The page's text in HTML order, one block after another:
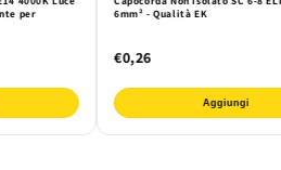
per
6mm² - Qualità EK
€0,26
Aggiungi